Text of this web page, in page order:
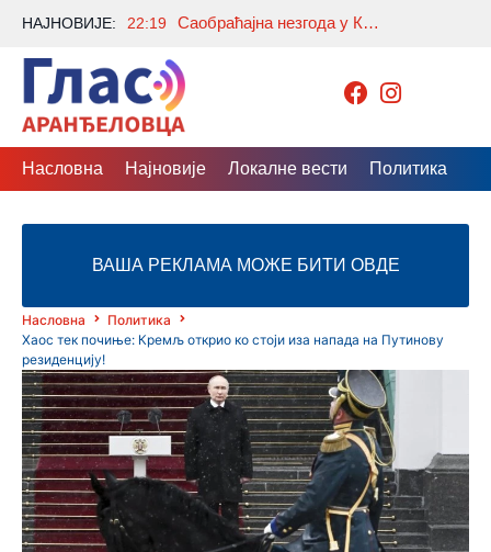
НАЈНОВИЈЕ: 22:19 Саобраћајна незгода у Крћевцу: Има повређених, саобраћај обустављен у оба правца
Насловна Најновије Локалне вести Политика
ВАША РЕКЛАМА МОЖЕ БИТИ ОВДЕ
Насловна
Политика
Хаос тек почиње: Кремљ открио ко стоји иза напада на Путинову
резиденцију!